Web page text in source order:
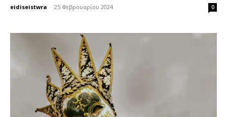
eidiseistwra - 25 Φεβρουαρίου 2024 0